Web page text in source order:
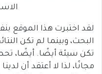
لقد اختبرت هذا الموقع
البحث، وبينما لم تكن
تكن سيئة أيضًا. أيضًا،
مجانًا، لذا لا أعتقد أن